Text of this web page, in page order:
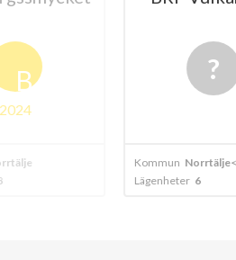
B
Kommun Norrtälje<
Lägenheter 6